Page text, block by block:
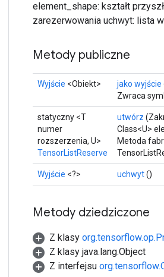
element_shape: kształt
zarezerwowania uchwyt: lista
Metody publiczne
Wyjście <Obiekt> jako wyjście
Zwraca
statyczny <T
numer
rozszerzenia, U>
TensorListReserve
utwórz
Class<U>
Metoda
Wyjście <?> uchwyt()
Metody dziedziczone
Z klasy
Z klasy java.lang.Object
Z interfejsu